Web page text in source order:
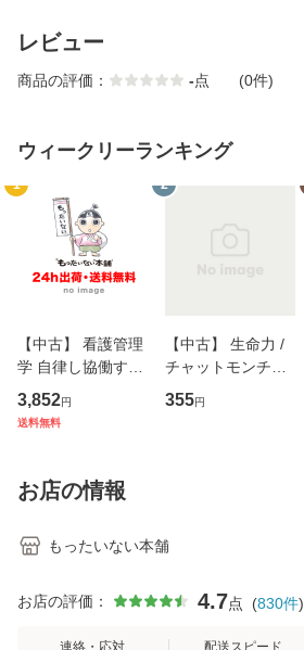
レビュー
商品の評価： -点 (0件)
ウィークリーランキング
1
【中古】 看護管理
学 自律し協働する
専門職の看護マネ
ジメントスキル 改
恵 藤本幸三 / 南江
堂 [単行
3,852円
送料無料
2
【中古】 生命力 /
チャットモンチー /
キューンレコード
[CD]【メール便送
355円
お店の情報
もったいない本舗
お店の評価： 4.7点 (830件)